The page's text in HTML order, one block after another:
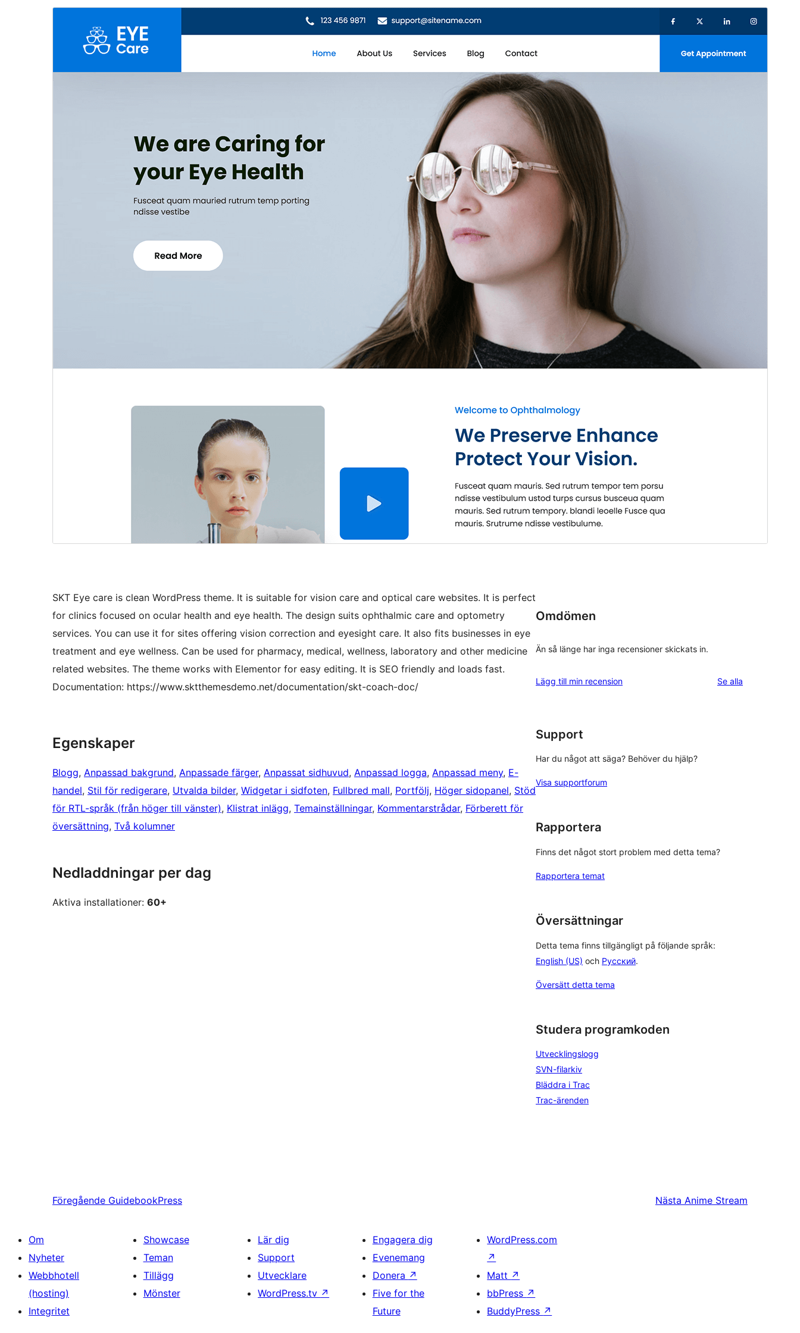
SKT Coach.
Version
Senast uppdaterat
Aktiva installationer
WordPress-version
PHP-version
Temats startsida
SKT Eye care is clean WordPress theme. It is suitable for vision care and optical care websites. It is perfect
for clinics focused on ocular health and eye health. The design suits ophthalmic care and optometry
services. You can use it for sites offering vision correction and eyesight care. It also fits businesses in eye
treatment and eye wellness. Can be used for pharmacy, medical, wellness, laboratory and other medicine
related websites. The theme works with Elementor for easy editing. It is SEO friendly and loads fast.
Documentation: https://www.sktthemesdemo.net/documentation/skt-coach-doc/
Egenskaper
Blogg, Anpassad bakgrund, Anpassade färger, Anpassat sidhuvud, Anpassad logga, Anpassad meny, E-
handel, Stil för redigerare, Utvalda bilder, Widgetar i sidfoten, Fullbred mall, Portfölj, Höger sidopanel, Stöd
för RTL-språk (från höger till vänster), Klistrat inlägg, Temainställningar, Kommentarstrådar, Förberett för
översättning, Två kolumner
Nedladdningar per dag
Aktiva installationer: 60+
Omdömen
Än så länge har inga recensioner skickats in.
Lägg till min recension Se alla
Support
Har du något att säga? Behöver du hjälp?
Visa supportforum
Rapportera
Finns det något stort problem med detta tema?
Rapportera temat
Översättningar
Detta tema finns tillgängligt på följande språk:
English (US) och Русский.
Översätt detta tema
Studera programkoden
Utvecklingslogg
SVN-filarkiv
Bläddra i Trac
Trac-ärenden
Föregående GuidebookPress Nästa Anime Stream
Om
Nyheter
Webbhotell
(hosting)
Integritet
Showcase
Teman
Tillägg
Mönster
Lär dig
Support
Utvecklare
WordPress.tv ↗
Engagera dig
Evenemang
Donera ↗
Five for the
Future
WordPress.com
↗
Matt ↗
bbPress ↗
BuddyPress ↗